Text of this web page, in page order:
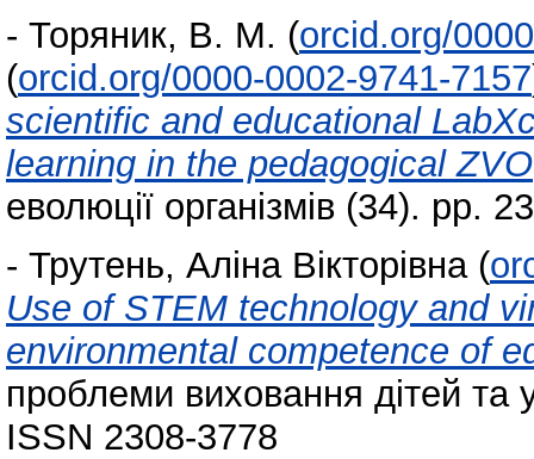
- Торяник, В. М. (orcid.org/
(orcid.org/0000-0002-9741-7157
scientific and educational
learning in the pedagogical ZVO
еволюції організмів (34). pp.
- Трутень, Аліна Вікторівна (
Use of STEM technology and
еnvironmental competence of
проблеми виховання дітей та
ISSN 2308-3778